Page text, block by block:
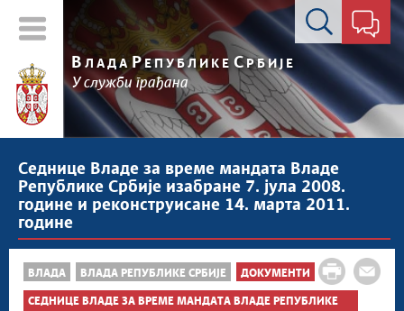
Контакт форма
В ЛАДА РЕПУБЛИКЕ СРБИЈЕ
У служби грађана
Седнице Владе за време мандата Владе
Републике Србије изабране 7. јула 2008.
године и реконструисане 14. марта 2011.
године
ВЛАДА ВЛАДА РЕПУБЛИКЕ СРБИЈЕ ДОКУМЕНТИ
СЕДНИЦЕ ВЛАДЕ ЗА ВРЕМЕ МАНДАТА ВЛАДЕ РЕПУБЛИКЕ